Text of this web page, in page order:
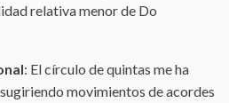
relativa menor de Do
: El círculo de quintas me ha
movimientos de acordes